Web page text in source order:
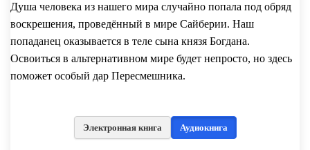
Душа человека из нашего мира случайно попала под обряд
воскрешения, проведённый в мире Сайберии. Наш
попаданец оказывается в теле сына князя Богдана.
Освоиться в альтернативном мире будет непросто, но здесь
поможет особый дар Пересмешника.
Электронная книга Аудиокнига